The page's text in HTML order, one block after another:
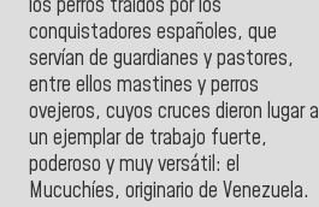
los perros traídos por los
conquistadores españoles, que
servían de guardianes y pastores,
entre ellos mastines y perros
ovejeros, cuyos cruces dieron lugar a
un ejemplar de trabajo fuerte,
poderoso y muy versátil: el
Mucuchíes, originario de Venezuela.